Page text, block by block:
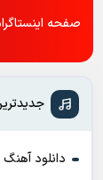
صفحه
دانلود